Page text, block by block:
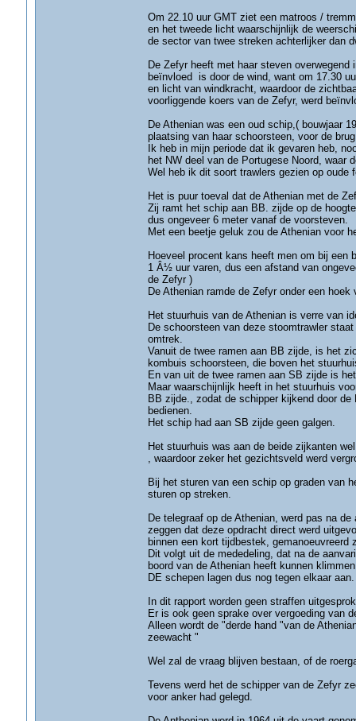
Om 22.10 uur GMT ziet een matroos /
en het tweede licht waarschijnlijk de
de sector van twee streken achterlijker dan
De Zefyr heeft met haar steven
beïnvloed is door de wind, want om 17.30
en licht van windkracht, waardoor de
voorliggende koers van de Zefyr, werd
De Athenian was een oud schip,( bouwjaar
plaatsing van haar schoorsteen, voor de
Ik heb in mijn periode dat ik gevaren heb,
het NW deel van de Portugese Noord, waar
Wel heb ik dit soort trawlers gezien op oude
Het is puur toeval dat de Athenian met de
Zij ramt het schip aan BB. zijde op de
dus ongeveer 6 meter vanaf de voorsteven.
Met een beetje geluk zou de Athenian voor
Hoeveel procent kans heeft men om bij een
1 Â½ uur varen, dus een afstand van
de Zefyr )
De Athenian ramde de Zefyr onder een hoek
Het stuurhuis van de Athenian is verre van
De schoorsteen van deze stoomtrawler
omtrek.
Vanuit de twee ramen aan BB zijde, is het
kombuis schoorsteen, die boven het
En van uit de twee ramen aan SB zijde is
Maar waarschijnlijk heeft in het stuurhuis
BB zijde., zodat de schipper kijkend door
bedienen.
Het schip had aan SB zijde geen galgen.
Het stuurhuis was aan de beide zijkanten
, waardoor zeker het gezichtsveld werd
Bij het sturen van een schip op graden van
sturen op streken.
De telegraaf op de Athenian, werd pas na
zeggen dat deze opdracht direct werd
binnen een kort tijdbestek,
Dit volgt uit de mededeling, dat na de
boord van de Athenian heeft kunnen
DE schepen lagen dus nog tegen elkaar aan.
In dit rapport worden geen straffen
Er is ook geen sprake over vergoeding van
Alleen wordt de "derde hand "van de
zeewacht "
Wel zal de vraag blijven bestaan, of de
Tevens werd het de schipper van de Zefyr
voor anker had gelegd.